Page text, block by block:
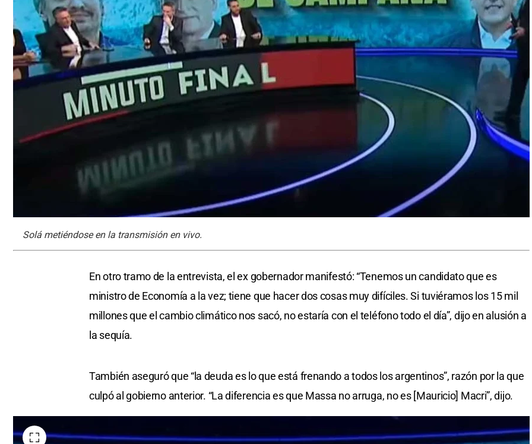
Solá metiéndose en la transmisión en vivo.
En otro tramo de la entrevista, el ex gobernador manifestó: “Tenemos un candidato que es
ministro de Economía a la vez; tiene que hacer dos cosas muy difíciles. Si tuviéramos los 15 mil
millones que el cambio climático nos sacó, no estaría con el teléfono todo el día”, dijo en alusión a
la sequía.
También aseguró que “la deuda es lo que está frenando a todos los argentinos”, razón por la que
culpó al gobierno anterior. “La diferencia es que Massa no arruga, no es [Mauricio] Macri”, dijo.